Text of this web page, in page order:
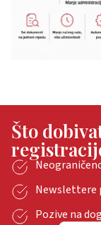
Što
Newslettere
Pozive na